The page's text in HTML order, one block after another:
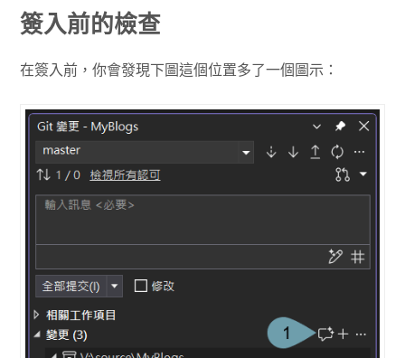
簽入前的檢查
在簽入前，你會發現下圖這個位置多了一個圖示：